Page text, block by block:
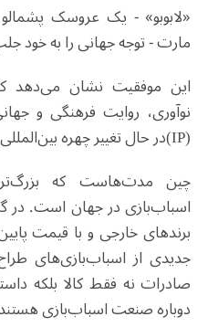
«لابوبو» - یک عروسک پشمالو
مارت - توجه جهانی را به خود
این موفقیت نشان می‌دهد
نوآوری، روایت فرهنگی و
(IP)در حال تغییر چهره بین‌المللی خود هستند.
چین مدت‌هاست که
اسباب‌بازی در جهان است. در
برندهای خارجی و با قیمت
جدیدی از اسباب‌بازی‌های طراح
صادرات نه فقط کالا بلکه
دوباره صنعت اسباب‌بازی